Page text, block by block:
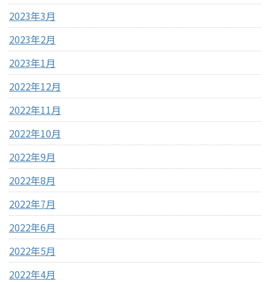
2023年3月
2023年2月
2023年1月
2022年12月
2022年11月
2022年10月
2022年9月
2022年8月
2022年7月
2022年6月
2022年5月
2022年4月